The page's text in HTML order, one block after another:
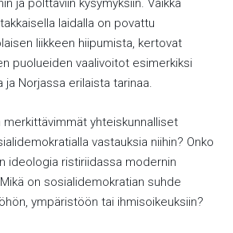
ja polttaviin kysymyksiin. Vaikka
laidalla on povattu
liikkeen hiipumista, kertovat
puolueiden vaalivoitot esimerkiksi
ja Norjassa erilaista tarinaa.
merkittävimmät yhteiskunnalliset
vastauksia niihin? Onko
ideologia ristiriidassa modernin
on sosialidemokratian suhde
ympäristöön tai ihmisoikeuksiin?